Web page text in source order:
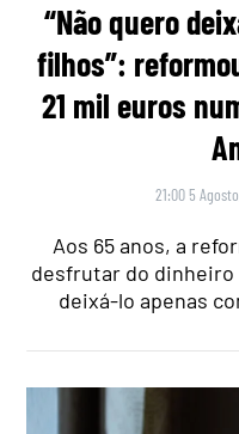
“Não quero
filhos”:
21 mil euros
21:00 5
Aos 65 anos, a
desfrutar do dinheiro
deixá-lo apenas